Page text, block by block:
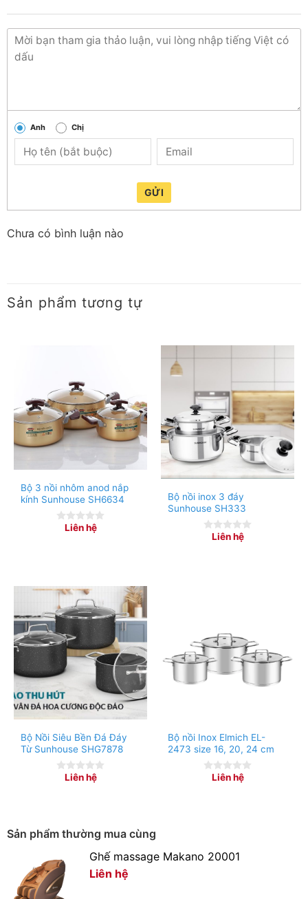
món kho, hầm, canh ngọt, tới nấu lẩu đậm đà hay các
hạnh phúc.
Tinh tế tới từng chi tiết, tối ưu hóa công năng sử dụng
Sắc xanh thời thượng, kiểu dáng trang nhã điểm tô cho
căn bếp thêm ấn tượng, đồng thời cũng là món đồ trang
trí cho bếp thêm đẹp sang.
Thiết kế thông minh tiết kiệm không gian nhờ khả năng
xếp gọn, đáp ứng đầy đủ nhu cầu sử dụng.
Anh Chị
GỬI
Chưa có bình luận nào
Sản phẩm tương tự
Bộ 3 nồi nhôm anod nắp
kính Sunhouse SH6634
Liên hệ
Bộ nồi inox 3 đáy
Sunhouse SH333
Liên hệ
Bộ Nồi Siêu Bền Đá Đáy
Từ Sunhouse SHG7878
Liên hệ
Bộ nồi Inox Elmich EL-
2473 size 16, 20, 24 cm
Liên hệ
Sản phẩm thường mua cùng
Ghế massage Makano 20001
Liên hệ